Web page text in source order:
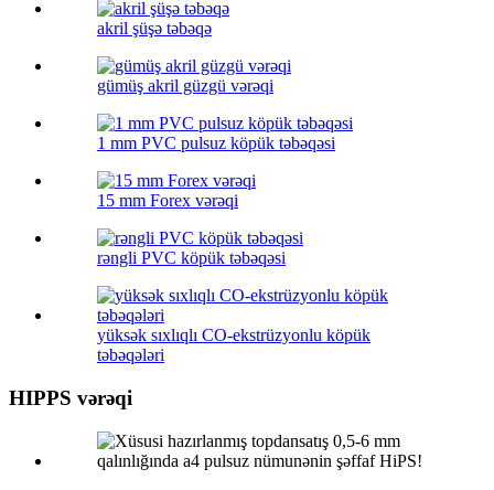
akril şüşə təbəqə
gümüş akril güzgü vərəqi
1 mm PVC pulsuz köpük təbəqəsi
15 mm Forex vərəqi
rəngli PVC köpük təbəqəsi
yüksək sıxlıqlı CO-ekstrüzyonlu köpük
təbəqələri
HIPPS vərəqi